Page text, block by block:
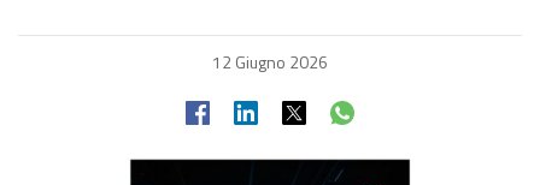
12 Giugno 2026